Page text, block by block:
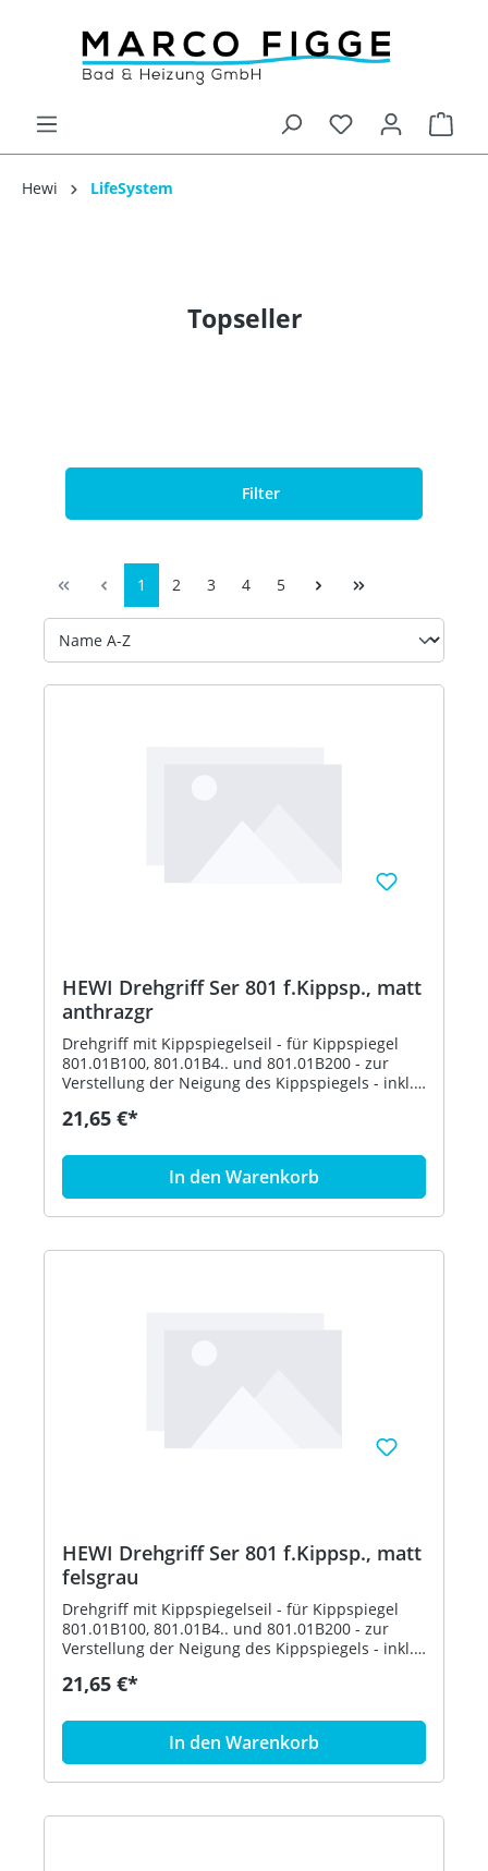
Hewi LifeSystem
Topseller
Filter
1 2 3 4 5
HEWI Drehgriff Ser 801 f.Kippsp., matt
anthrazgr
Drehgriff mit Kippspiegelseil - für Kippspiegel
801.01B100, 801.01B4.. und 801.01B200 - zur
Verstellung der Neigung des Kippspiegels - inkl.
mattem Polyamid in den HEWI Farben 99
(Felsgrau), 92 (Anthrazitgrau) und 90
(Tiefschwarz) - in HEWI Farbe 92 (Anthrazitgrau)
21,65 €*
In den Warenkorb
HEWI Drehgriff Ser 801 f.Kippsp., matt
felsgrau
Drehgriff mit Kippspiegelseil - für Kippspiegel
801.01B100, 801.01B4.. und 801.01B200 - zur
Verstellung der Neigung des Kippspiegels - inkl.
mattem Polyamid in den HEWI Farben 99
(Felsgrau), 92 (Anthrazitgrau) und 90
(Tiefschwarz) - in HEWI Farbe 95 (Felsgrau)
21,65 €*
In den Warenkorb